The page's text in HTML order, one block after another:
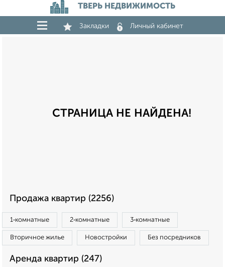
ТВЕРЬ НЕДВИЖИМОСТЬ
Закладки Личный кабинет
СТРАНИЦА НЕ НАЙДЕНА!
Продажа квартир (2256)
1‑комнатные 2‑комнатные 3‑комнатные
Вторичное жилье Новостройки Без посредников
Аренда квартир (247)